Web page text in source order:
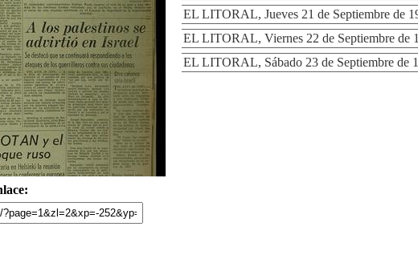
EL LITORAL, Jueves 21 de Septiembre de
EL LITORAL, Viernes 22 de Septiembre de
EL LITORAL, Sábado 23 de Septiembre de